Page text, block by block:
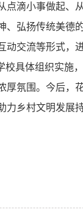
点滴小事做起、
、弘扬传统美
动交流等形式，
校具体组织实施
厚氛围。今后，
力乡村文明发展